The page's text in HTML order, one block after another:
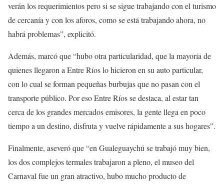
verán los requerimientos pero si se sigue trabajando con el turismo
de cercanía y con los aforos, como se está trabajando ahora, no
habrá problemas”, explicitó.
Además, marcó que “hubo otra particularidad, que la mayoría de
quienes llegaron a Entre Ríos lo hicieron en su auto particular,
con lo cual se forman pequeñas burbujas que no pasan con el
transporte público. Por eso Entre Ríos se destaca, al estar tan
cerca de los grandes mercados emisores, la gente llega en poco
tiempo a un destino, disfruta y vuelve rápidamente a sus hogares”.
Finalmente, aseveró que “en Gualeguaychú se trabajó muy bien,
los dos complejos termales trabajaron a pleno, el museo del
Carnaval fue un gran atractivo, hubo mucho producto de